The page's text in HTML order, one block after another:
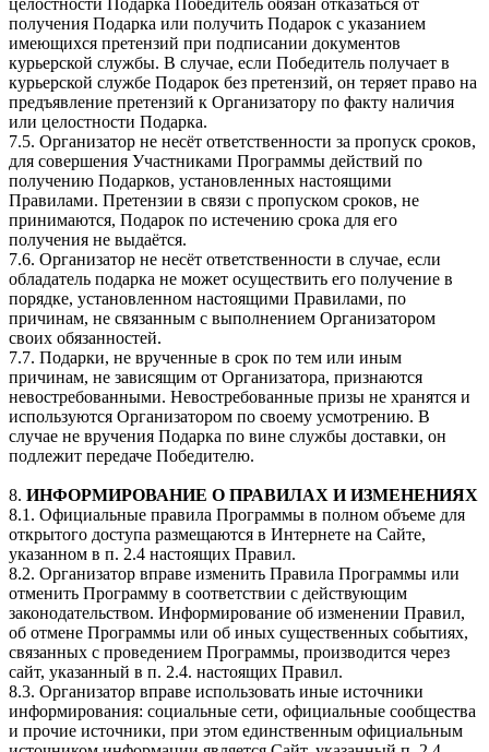
получения Подарка или получить Подарок с указанием
имеющихся претензий при подписании документов
курьерской службы. В случае, если Победитель получает в
курьерской службе Подарок без претензий, он теряет право на
предъявление претензий к Организатору по факту наличия
или целостности Подарка.
7.5. Организатор не несёт ответственности за пропуск сроков,
для совершения Участниками Программы действий по
получению Подарков, установленных настоящими
Правилами. Претензии в связи с пропуском сроков, не
принимаются, Подарок по истечению срока для его
получения не выдаётся.
7.6. Организатор не несёт ответственности в случае, если
обладатель подарка не может осуществить его получение в
порядке, установленном настоящими Правилами, по
причинам, не связанным с выполнением Организатором
своих обязанностей.
7.7. Подарки, не врученные в срок по тем или иным
причинам, не зависящим от Организатора, признаются
невостребованными. Невостребованные призы не хранятся и
используются Организатором по своему усмотрению. В
случае не вручения Подарка по вине службы доставки, он
подлежит передаче Победителю.
8. ИНФОРМИРОВАНИЕ О ПРАВИЛАХ И ИЗМЕНЕНИЯХ
8.1. Официальные правила Программы в полном объеме для
открытого доступа размещаются в Интернете на Сайте,
указанном в п. 2.4 настоящих Правил.
8.2. Организатор вправе изменить Правила Программы или
отменить Программу в соответствии с действующим
законодательством. Информирование об изменении Правил,
об отмене Программы или об иных существенных событиях,
связанных с проведением Программы, производится через
сайт, указанный в п. 2.4. настоящих Правил.
8.3. Организатор вправе использовать иные источники
информирования: социальные сети, официальные сообщества
и прочие источники, при этом единственным официальным